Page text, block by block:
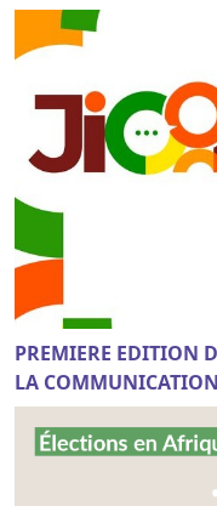
PREMIERE EDITION
LA